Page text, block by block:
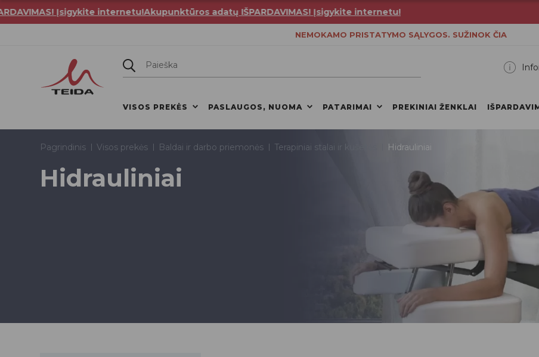
Įsigykite internetu!Akupunktūros adatų IŠPARDAVIMAS! Įsigykite internetu!
NEMOKAMO PRISTATYMO SĄLYGOS. SUŽINOK ČIA
VISOS PREKĖS PASLAUGOS, NUOMA PATARIMAI PREKINIAI ŽENKLAI
Pagrindinis Visos prekės Baldai ir darbo priemonės Terapiniai stalai ir kušetės Hidrauliniai
Hidrauliniai